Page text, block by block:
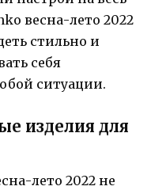
весна-лето 2022
стильно и
себя
ситуации.
изделия для
лето 2022 не